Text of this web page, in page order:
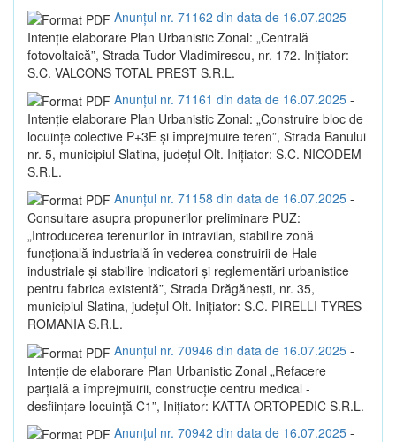
Anunțul nr. 71162 din data de 16.07.2025 -
Intenție elaborare Plan Urbanistic Zonal: „Centrală
fotovoltaică”, Strada Tudor Vladimirescu, nr. 172. Inițiator:
S.C. VALCONS TOTAL PREST S.R.L.
Anunțul nr. 71161 din data de 16.07.2025 -
Intenție elaborare Plan Urbanistic Zonal: „Construire bloc de
locuințe colective P+3E și împrejmuire teren”, Strada Banului
nr. 5, municipiul Slatina, județul Olt. Inițiator: S.C. NICODEM
S.R.L.
Anunțul nr. 71158 din data de 16.07.2025 -
Consultare asupra propunerilor preliminare PUZ:
„Introducerea terenurilor în intravilan, stabilire zonă
funcțională industrială în vederea construirii de Hale
industriale și stabilire indicatori și reglementări urbanistice
pentru fabrica existentă”, Strada Drăgănești, nr. 35,
municipiul Slatina, județul Olt. Inițiator: S.C. PIRELLI TYRES
ROMANIA S.R.L.
Anunțul nr. 70946 din data de 16.07.2025 -
Intenție de elaborare Plan Urbanistic Zonal „Refacere
parțială a împrejmuirii, construcție centru medical -
desființare locuință C1”, Inițiator: KATTA ORTOPEDIC S.R.L.
Anunțul nr. 70942 din data de 16.07.2025 -